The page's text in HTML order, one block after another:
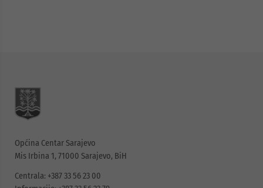
Općina Centar Sarajevo
Mis Irbina 1, 71000 Sarajevo, BiH
Centrala: +387 33 56 23 00